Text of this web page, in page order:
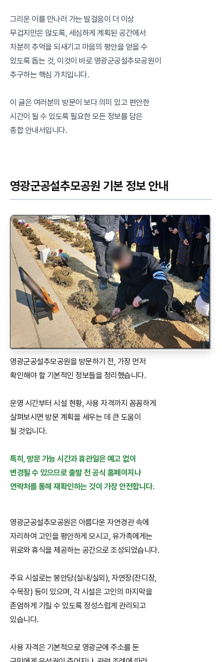
그리운 이를 만나러 가는 발걸음이 더 이상
무겁지만은 않도록, 세심하게 계획된 공간에서
차분히 추억을 되새기고 마음의 평안을 얻을 수
있도록 돕는 것, 이것이 바로 영광군공설추모공원이
추구하는 핵심 가치입니다.
이 글은 여러분의 방문이 보다 의미 있고 편안한
시간이 될 수 있도록 필요한 모든 정보를 담은
종합 안내서입니다.
영광군공설추모공원 기본 정보 안내
영광군공설추모공원을 방문하기 전, 가장 먼저
확인해야 할 기본적인 정보들을 정리했습니다.
운영 시간부터 시설 현황, 사용 자격까지 꼼꼼하게
살펴보시면 방문 계획을 세우는 데 큰 도움이
될 것입니다.
특히, 방문 가능 시간과 휴관일은 예고 없이
변경될 수 있으므로 출발 전 공식 홈페이지나
연락처를 통해 재확인하는 것이 가장 안전합니다.
영광군공설추모공원은 아름다운 자연경관 속에
자리하여 고인을 평안하게 모시고, 유가족에게는
위로와 휴식을 제공하는 공간으로 조성되었습니다.
주요 시설로는 봉안당(실내/실외), 자연장(잔디장,
수목장) 등이 있으며, 각 시설은 고인의 마지막을
존엄하게 기릴 수 있도록 정성스럽게 관리되고
있습니다.
사용 자격은 기본적으로 영광군에 주소를 둔